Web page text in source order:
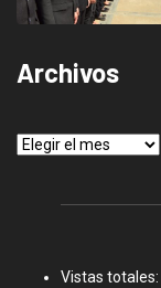
Archivos
Archivos
Vistas totales: